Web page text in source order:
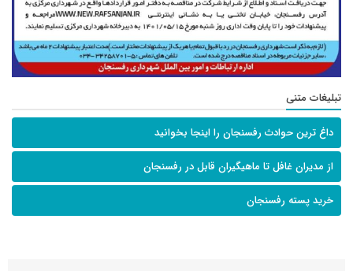
تبلیغات متنی
داغ ترین حوادث رفسنجان را اینجا بخوانید
از مدیران غافل تا ماهیگیران قابل در رفسنجان
خرید پسته رفسنجان